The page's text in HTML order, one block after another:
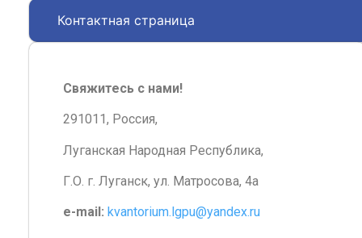
Контактная страница
Свяжитесь с нами!
291011, Россия,
Луганская Народная Республика,
Г.О. г. Луганск, ул. Матросова, 4а
e-mail: kvantorium.lgpu@yandex.ru